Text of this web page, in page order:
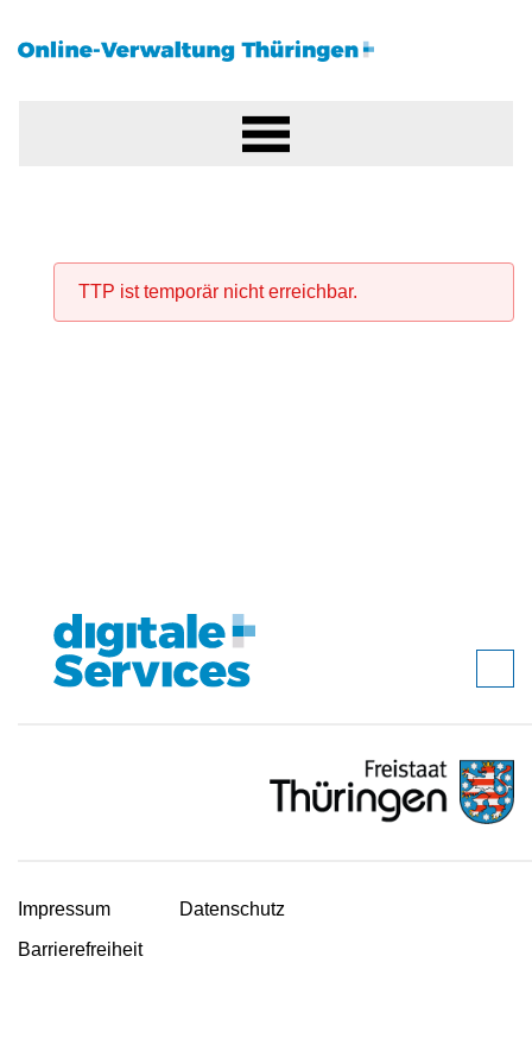
TTP ist temporär nicht erreichbar.
Impressum
Datenschutz
Barrierefreiheit